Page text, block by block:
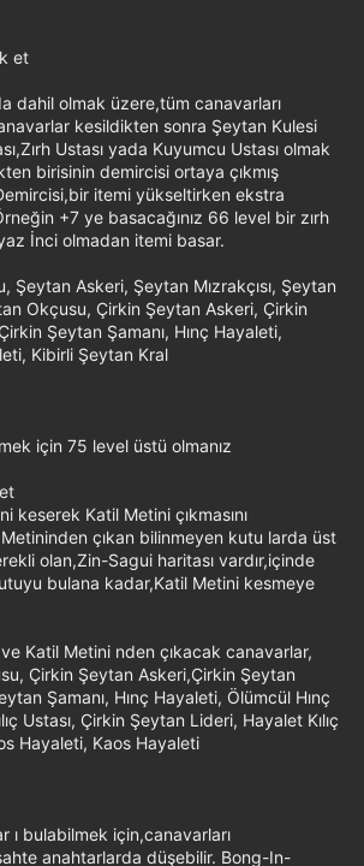
et
dahil olmak üzere,tüm canavarları
kesildikten sonra Şeytan Kulesi
Ustası yada Kuyumcu Ustası olmak
birisinin demircisi ortaya çıkmış
itemi yükseltirken ekstra
+7 ye basacağınız 66 level bir zırh
İnci olmadan itemi basar.
Şeytan Askeri, Şeytan Mızrakçısı, Şeytan
Okçusu, Çirkin Şeytan Askeri, Çirkin
Şeytan Şamanı, Hınç Hayaleti,
Kibirli Şeytan Kral
için 75 level üstü olmanız
keserek Katil Metini çıkmasını
Metininden çıkan bilinmeyen kutu larda üst
olan,Zin-Sagui haritası vardır,içinde
bulana kadar,Katil Metini kesmeye
Katil Metini nden çıkacak canavarlar,
Çirkin Şeytan Askeri,Çirkin Şeytan
Şamanı, Hınç Hayaleti, Ölümcül Hınç
Ustası, Çirkin Şeytan Lideri, Hayalet Kılıç
Hayaleti, Kaos Hayaleti
ı bulabilmek için,canavarları
anahtarlarda düşebilir. Bong-In-